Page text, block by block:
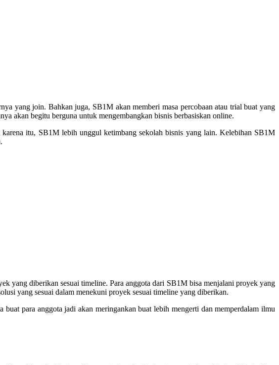
yang join. Bahkan juga, SB1M akan memberi masa percobaan atau trial buat yang
akan begitu berguna untuk mengembangkan bisnis berbasiskan online.
itu, SB1M lebih unggul ketimbang sekolah bisnis yang lain. Kelebihan SB1M
yang diberikan sesuai timeline. Para anggota dari SB1M bisa menjalani proyek yang
yang sesuai dalam menekuni proyek sesuai timeline yang diberikan.
para anggota jadi akan meringankan buat lebih mengerti dan memperdalam ilmu